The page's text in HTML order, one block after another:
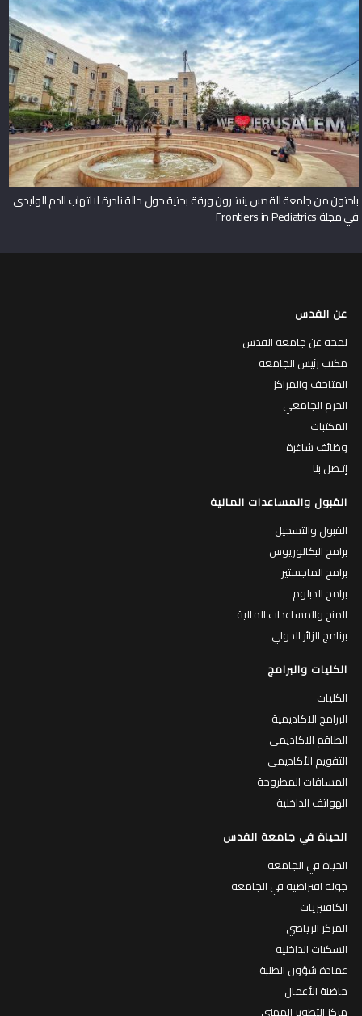
باحثون من جامعة القدس ينشرون ورقة بحثية حول حالة نادرة لالتهاب الدم الوليدي
في مجلة Frontiers in Pediatrics
عن القدس
لمحة عن جامعة القدس
مكتب رئيس الجامعة
المتاحف والمراكز
الحرم الجامعي
المكتبات
وظائف شاغرة
إتـصل بنا
القبول والمساعدات المالية
القبول والتسجيل
برامج البكالوريوس
برامج الماجستير
برامج الدبلوم
المنح والمساعدات المالية
برنامج الزائر الدولي
الكليات والبرامج
الكليات
البرامج الاكاديمية
الطاقم الاكاديمي
التقويم الأكاديمي
المساقات المطروحة
الهواتف الداخلية
الحياة في جامعة القدس
الحياة في الجامعة
جولة افتراضية في الجامعة
الكافتيريات
المركز الرياضي
السكنات الداخلية
عمادة شؤون الطلبة
حاضنة الأعمال
مركز التطوير المهني